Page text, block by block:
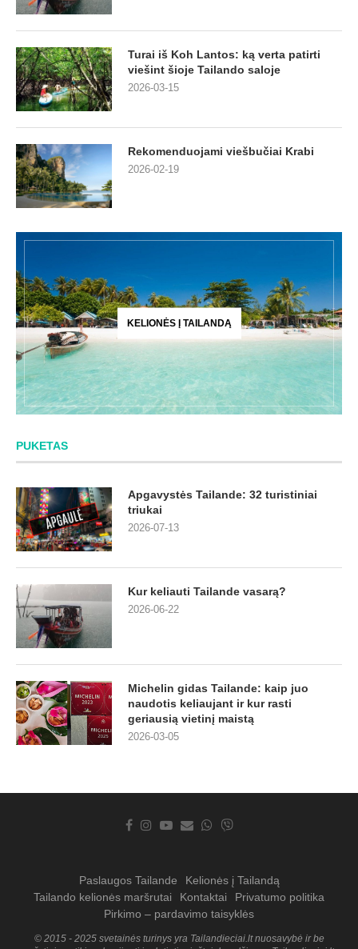
Turai iš Koh Lantos: ką verta patirti
viešint šioje Tailando saloje
2026-03-15
Rekomenduojami viešbučiai Krabi
2026-02-19
KELIONĖS Į TAILANDĄ
PUKETAS
Apgavystės Tailande: 32 turistiniai
triukai
2026-07-13
Kur keliauti Tailande vasarą?
2026-06-22
Michelin gidas Tailande: kaip juo
naudotis keliaujant ir kur rasti
geriausią vietinį maistą
2026-03-05
Paslaugos Tailande
Kelionės į Tailandą
Tailando kelionės maršrutai
Kontaktai
Privatumo politika
Pirkimo – pardavimo taisyklės
© 2015 - 2025 svetainės turinys yra Tailandieciai.lt nuosavybė ir be